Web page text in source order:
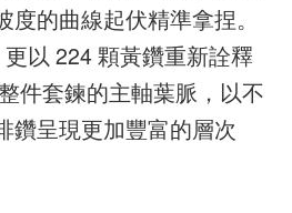
的曲線起伏精準拿捏。
以 224 顆黃鑽重新詮釋
件套鍊的主軸葉脈，以不
鑽呈現更加豐富的層次